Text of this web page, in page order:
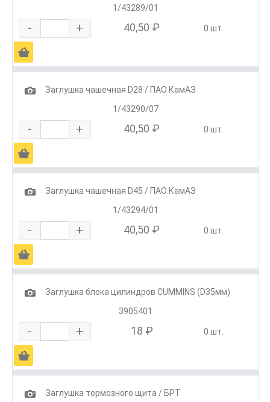
1/43289/01
- + 40,50 ₽ 0 шт.
Ä
1
Заглушка чашечная D28 / ПАО КамАЗ
1/43290/07
- + 40,50 ₽ 0 шт.
Ä
1
Заглушка чашечная D45 / ПАО КамАЗ
1/43294/01
- + 40,50 ₽ 0 шт.
Ä
1
Заглушка блока цилиндров CUMMINS (D35мм)
3905401
- + 18 ₽ 0 шт.
Ä
1
Заглушка тормозного щита / БРТ